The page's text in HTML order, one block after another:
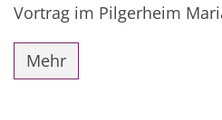
Vortrag im Pilgerheim
Mehr